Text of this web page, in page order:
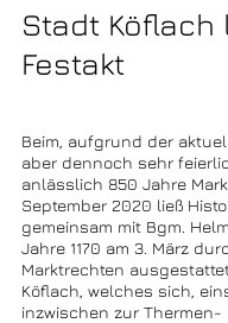
Stadt
Festakt
Beim, aufgrund der
aber dennoch sehr
anlässlich 850 Jahre
September 2020 ließ
gemeinsam mit Bgm.
Jahre 1170 am 3. März
Marktrechten
Köflach, welches sich,
inzwischen zur